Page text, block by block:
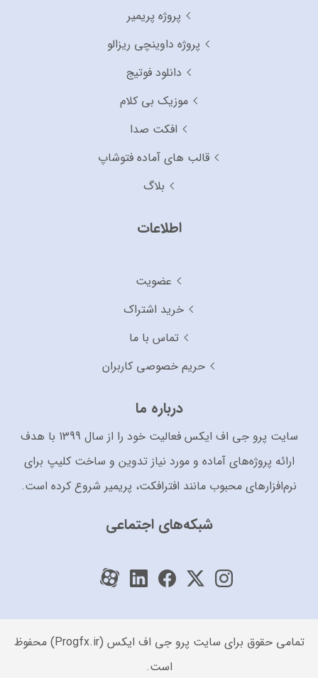
پروژه پریمیر
پروژه داوینچی ریزالو
دانلود فوتیج
موزیک بی کلام
افکت صدا
قالب های آماده فتوشاپ
بلاگ
اطلاعات
عضویت
خرید اشتراک
تماس با ما
حریم خصوصی کاربران
درباره ما
سایت پرو جی اف ایکس فعالیت خود را از سال 1399 با هدف
ارائه پروژه‌های آماده و مورد نیاز تدوین و ساخت کلیپ برای
نرم‌افزارهای محبوب مانند افترافکت، پریمیر شروع کرده است.
شبکه‌های اجتماعی
تمامی حقوق برای سایت پرو جی اف ایکس (Progfx.ir) محفوظ
است.